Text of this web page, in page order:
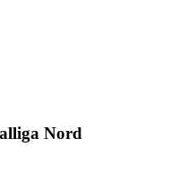
Nord